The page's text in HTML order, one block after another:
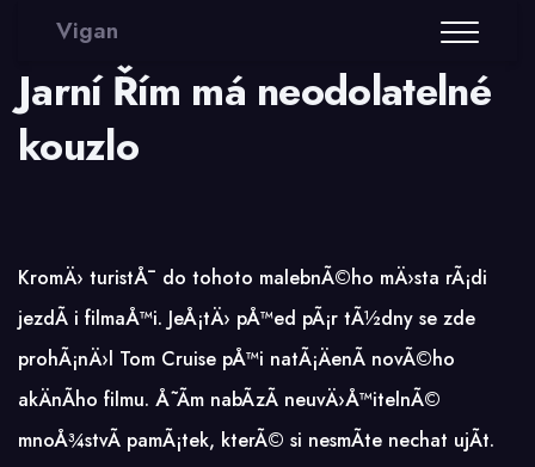
Vigan
Jarní Řím má neodolatelné
kouzlo
KromÄ› turistÅ¯ do tohoto malebnÃ©ho mÄ›sta rÃ¡di
jezdÃ­ i filmaÅ™i. JeÅ¡tÄ› pÅ™ed pÃ¡r tÃ½dny se zde
prohÃ¡nÄ›l Tom Cruise pÅ™i natÃ¡ÄenÃ­ novÃ©ho
akÄnÃ­ho filmu. Å˜Ã­m nabÃ­zÃ­ neuvÄ›Å™itelnÃ©
mnoÅ¾stvÃ­ pamÃ¡tek, kterÃ© si nesmÃ­te nechat ujÃ­t.